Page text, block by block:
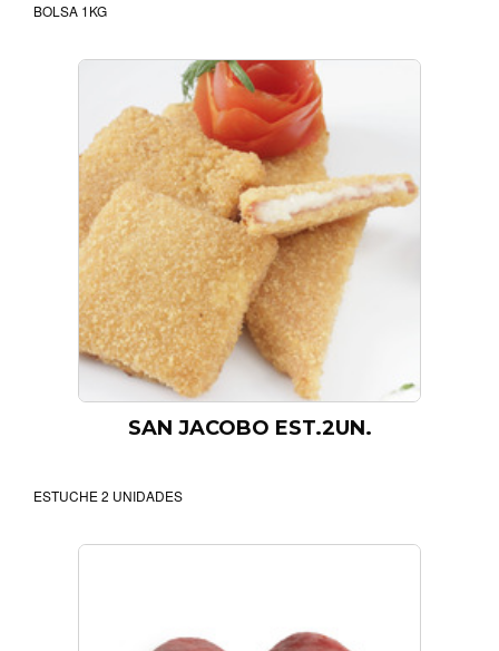
BOLSA 1KG
SAN JACOBO EST.2UN.
ESTUCHE 2 UNIDADES